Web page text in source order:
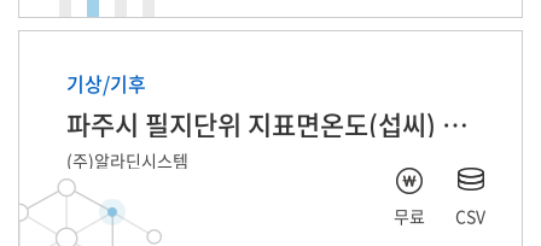
기상/기후
파주시 필지단위 지표면온도(섭씨) 2025년 6월
(주)알라딘시스템
무료 CSV